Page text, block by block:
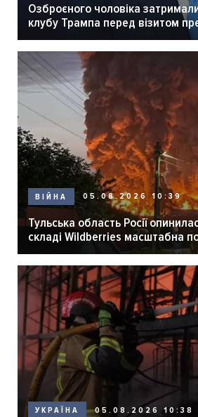
Озброєного чоловіка
клубу Трампа перед візитом
ВІЙНА 05.08.2026 10:39
Тульська область Росії
складі Wildberries масштабна
УКРАЇНА 05.08.2026 10:38